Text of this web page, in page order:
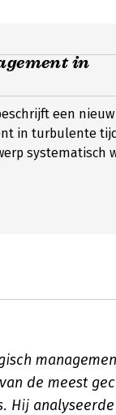
in
een nieuw
in turbulente
systematisch
de meest
Hij